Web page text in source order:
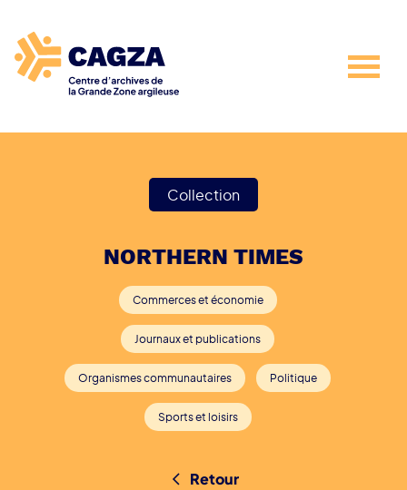
Collection
NORTHERN TIMES
Commerces et économie
Journaux et publications
Organismes communautaires Politique
Sports et loisirs
Retour